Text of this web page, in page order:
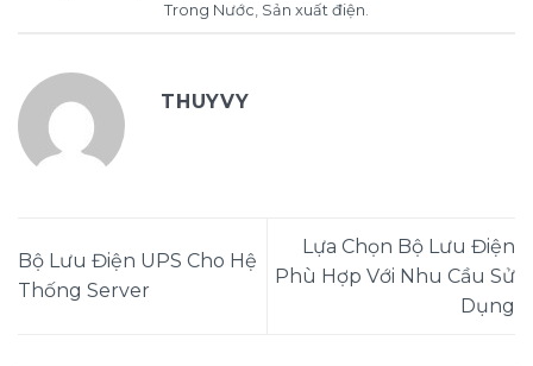
Trong Nước, Sản xuất điện.
THUYVY
Bộ Lưu Điện UPS Cho Hệ
Thống Server
Lựa Chọn Bộ Lưu Điện
Phù Hợp Với Nhu Cầu Sử
Dụng